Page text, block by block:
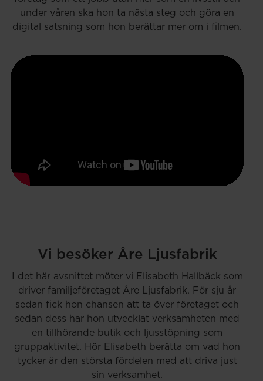
under våren ska hon ta nästa steg och göra en
digital satsning som hon berättar mer om i filmen.
Vi besöker Åre Ljusfabrik
I det här avsnittet möter vi Elisabeth Hallbäck som
driver familjeföretaget Åre Ljusfabrik. För sju år
sedan fick hon chansen att ta över företaget och
sedan dess har hon utvecklat verksamheten med
en tillhörande butik och ljusstöpning som
gruppaktivitet. Hör Elisabeth berätta om vad hon
tycker är den största fördelen med att driva just
sin verksamhet.